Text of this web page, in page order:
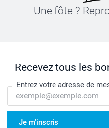
Une fôte ?
Recevez tous les
Entrez votre adresse de
Je m'inscris